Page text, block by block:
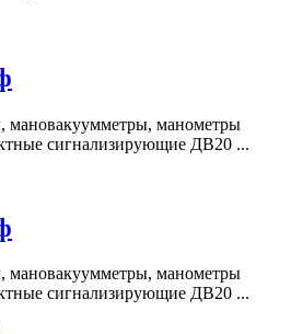
мановакуумметры, манометры
сигнализирующие ДВ20 ...
мановакуумметры, манометры
сигнализирующие ДВ20 ...